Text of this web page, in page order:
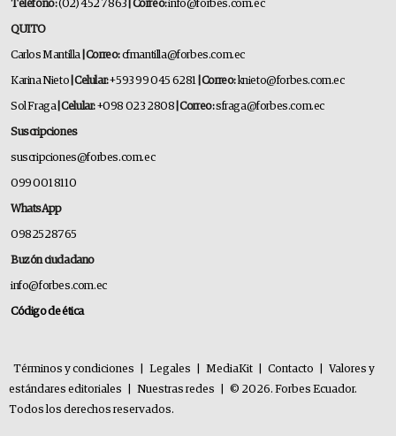
Teléfono:(02) 452 7863 | Correo:info@forbes.com.ec
QUITO
Carlos Mantilla | Correo:cfmantilla@forbes.com.ec
Karina Nieto | Celular:+593 99 045 6281 | Correo:knieto@forbes.com.ec
Sol Fraga| Celular:+098 023 2808 | Correo:sfraga@forbes.com.ec
Suscripciones
suscripciones@forbes.com.ec
099 001 8110
WhatsApp
0982528765
Buzón ciudadano
info@forbes.com.ec
Código de ética
Términos y condiciones Legales MediaKit Contacto
Valores y
estándares editoriales
Nuestras redes
© 2026. Forbes Ecuador.
Todos los derechos reservados.